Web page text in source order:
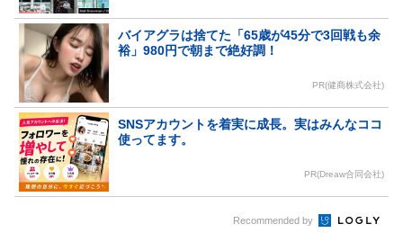
バイアグラは捨てた「65歳が45分で3回戦も余
裕」980円で朝まで絶好調！
PR(健商株式会社)
SNSアカウントを着実に成長。実はみんなココ
使ってます。
PR(Dreaw合同会社)
Recommended by